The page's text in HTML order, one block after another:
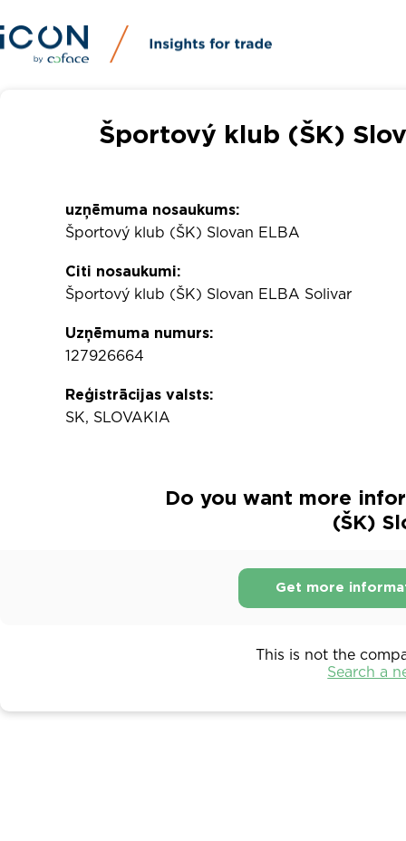
Športový klub (ŠK)
uzņēmuma nosaukums:
Športový klub (ŠK) Slovan ELBA
Citi nosaukumi:
Športový klub (ŠK) Slovan ELBA Solivar
Uzņēmuma numurs:
127926664
Reģistrācijas valsts:
SK, SLOVAKIA
Do you want more
(ŠK)
Get more
This is not the
Search a